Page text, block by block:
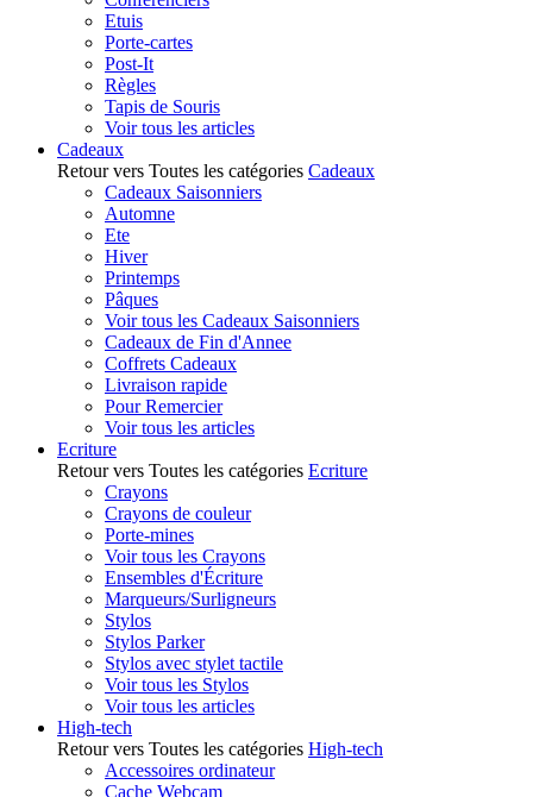
Etuis
Porte-cartes
Post-It
Règles
Tapis de Souris
Voir tous les articles
Cadeaux
Retour vers Toutes les catégories Cadeaux
Cadeaux Saisonniers
Automne
Ete
Hiver
Printemps
Pâques
Voir tous les Cadeaux Saisonniers
Cadeaux de Fin d'Annee
Coffrets Cadeaux
Livraison rapide
Pour Remercier
Voir tous les articles
Ecriture
Retour vers Toutes les catégories Ecriture
Crayons
Crayons de couleur
Porte-mines
Voir tous les Crayons
Ensembles d'Écriture
Marqueurs/Surligneurs
Stylos
Stylos Parker
Stylos avec stylet tactile
Voir tous les Stylos
Voir tous les articles
High-tech
Retour vers Toutes les catégories High-tech
Accessoires ordinateur
Cache Webcam